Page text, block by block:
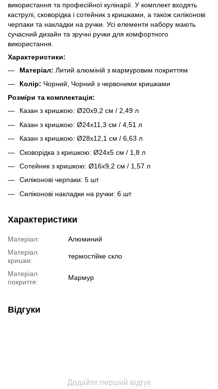
використання та професійної кулінарії. У комплект входять
каструлі, сковорідка і сотейник з кришками, а також силіконові
черпаки та накладки на ручки. Усі елементи набору мають
сучасний дизайн та зручні ручки для комфортного
використання.
Характеристики:
Матеріал: Литий алюміній з мармуровим покриттям
Колір: Чорний, Чорний з червоними кришками
Розміри та комплектація:
Казан з кришкою: Ø20х9,2 см / 2,49 л
Казан з кришкою: Ø24х11,3 см / 4,51 л
Казан з кришкою: Ø28х12,1 см / 6,63 л
Сковорідка з кришкою: Ø24х5 см / 1,8 л
Сотейник з кришкою: Ø16х9,2 см / 1,57 л
Силіконові черпаки: 5 шт
Силіконові накладки на ручки: 6 шт
Характеристики
Матеріал:
Алюминий
Матеріал
кришки:
термостійке скло
Матеріал
покриття:
Мармур
Відгуки
Додайте перший відгук